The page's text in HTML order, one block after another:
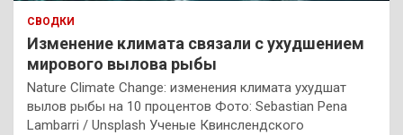
СВОДКИ
Изменение климата связали с ухудшением
мирового вылова рыбы
Nature Climate Change: изменения климата ухудшат
вылов рыбы на 10 процентов Фото: Sebastian Pena
Lambarri / Unsplash Ученые Квинслендского